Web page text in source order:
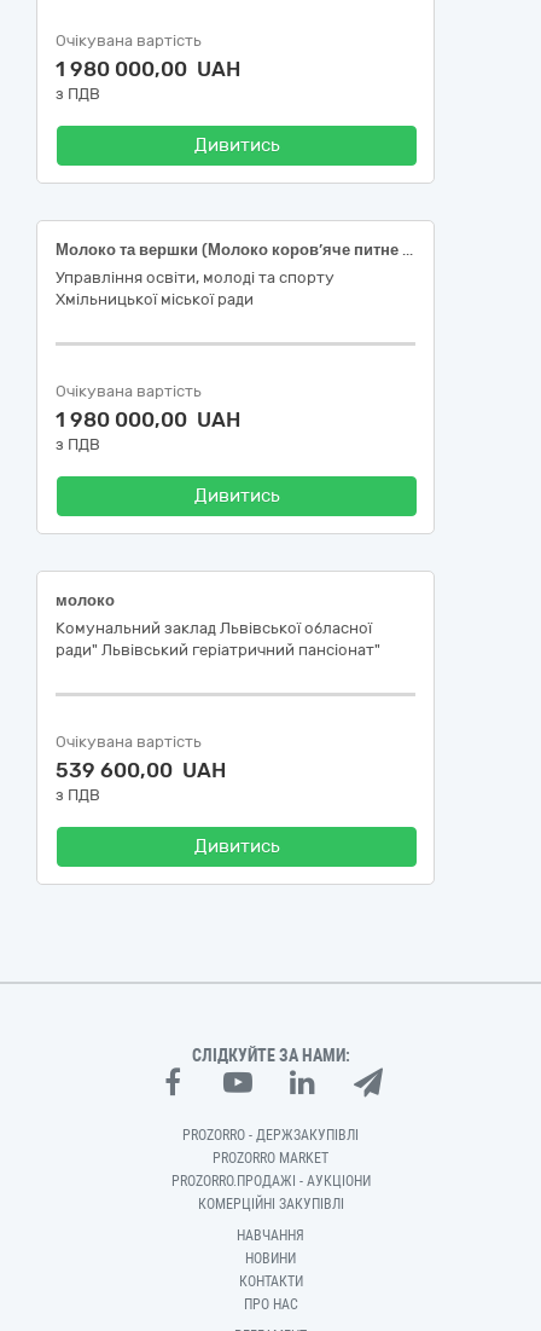
Очікувана вартість
1 980 000,00 UAH
з ПДВ
Дивитись
Молоко та вершки (Молоко коров’яче питне пастеризоване, молоко незбиране згущене з цукром)
Управління освіти, молоді та спорту
Хмільницької міської ради
Очікувана вартість
1 980 000,00 UAH
з ПДВ
Дивитись
молоко
Комунальний заклад Львівської обласної
ради" Львівський геріатричний пансіонат"
Очікувана вартість
539 600,00 UAH
з ПДВ
Дивитись
СЛІДКУЙТЕ ЗА НАМИ:
PROZORRO - ДЕРЖЗАКУПІВЛІ
PROZORRO MARKET
PROZORRO.ПРОДАЖІ - АУКЦІОНИ
КОМЕРЦІЙНІ ЗАКУПІВЛІ
НАВЧАННЯ
НОВИНИ
КОНТАКТИ
ПРО НАС